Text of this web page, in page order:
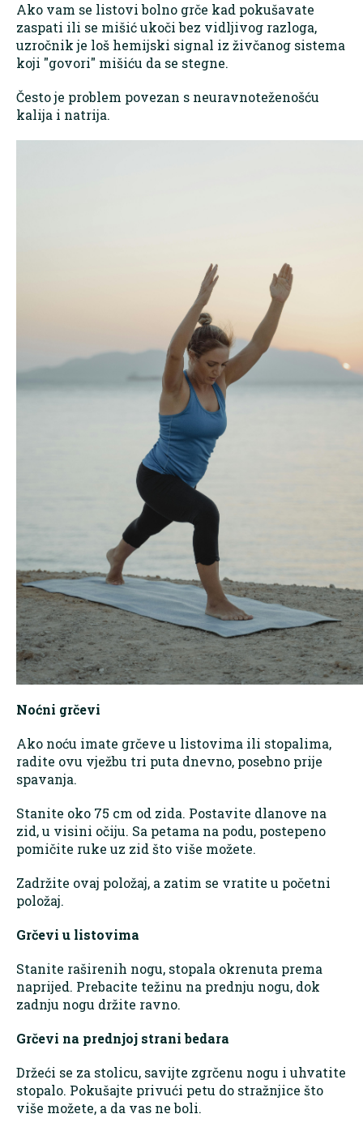
Ako vam se listovi bolno grče kad pokušavate
zaspati ili se mišić ukoči bez vidljivog razloga,
uzročnik je loš hemijski signal iz živčanog sistema
koji "govori" mišiću da se stegne.
Često je problem povezan s neuravnoteženošću
kalija i natrija.
Noćni grčevi
Ako noću imate grčeve u listovima ili stopalima,
radite ovu vježbu tri puta dnevno, posebno prije
spavanja.
Stanite oko 75 cm od zida. Postavite dlanove na
zid, u visini očiju. Sa petama na podu, postepeno
pomičite ruke uz zid što više možete.
Zadržite ovaj položaj, a zatim se vratite u početni
položaj.
Grčevi u listovima
Stanite raširenih nogu, stopala okrenuta prema
naprijed. Prebacite težinu na prednju nogu, dok
zadnju nogu držite ravno.
Grčevi na prednjoj strani bedara
Držeći se za stolicu, savijte zgrčenu nogu i uhvatite
stopalo. Pokušajte privući petu do stražnjice što
više možete, a da vas ne boli.